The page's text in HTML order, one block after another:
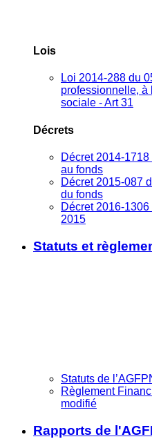
Lois
Loi 2014-288 du
professionnelle, à
sociale - Art 31
Décrets
Décret 2014-
au fonds
Décret 2015-087
du fonds
Décret 2016-
2015
Statuts et
Statuts de
Règlement
modifié
Rapports de